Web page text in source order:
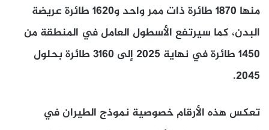
منها 1870 طائرة ذات ممر واحد و1620 طائرة عريضة
البدن، كما سيرتفع الأسطول العامل في المنطقة من
1450 طائرة في نهاية 2025 إلى 3160 طائرة بحلول
2045.
تعكس هذه الأرقام خصوصية نموذج الطيران في